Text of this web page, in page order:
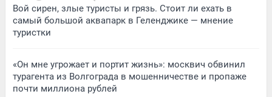
Вой сирен, злые туристы и грязь. Стоит ли ехать в
самый большой аквапарк в Геленджике — мнение
туристки
«Он мне угрожает и портит жизнь»: москвич обвинил
турагента из Волгограда в мошенничестве и пропаже
почти миллиона рублей